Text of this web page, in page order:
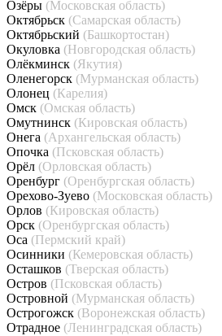
Озёры (Московская область)
Октябрьск (Самарская область)
Октябрьский (Башкортостан)
Окуловка (Новгородская область)
Олёкминск (Якутия)
Оленегорск (Мурманская область)
Олонец (Карелия)
Омск (Омская область)
Омутнинск (Кировская область)
Онега (Архангельская область)
Опочка (Псковская область)
Орёл (Орловская область)
Оренбург (Оренбургская область)
Орехово-Зуево (Московская область)
Орлов (Кировская область)
Орск (Оренбургская область)
Оса (Пермский край)
Осинники (Кемеровская область)
Осташков (Тверская область)
Остров (Псковская область)
Островной (Мурманская область)
Острогожск (Воронежская область)
Отрадное (Ленинградская область)